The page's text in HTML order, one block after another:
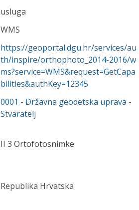
usluga
WMS
https://geoportal.dgu.hr/services/au
th/inspire/orthophoto_2014-2016/w
ms?service=WMS&request=GetCapa
bilities&authKey=12345
0001 - Državna geodetska uprava -
Stvaratelj
II 3 Ortofotosnimke
Republika Hrvatska